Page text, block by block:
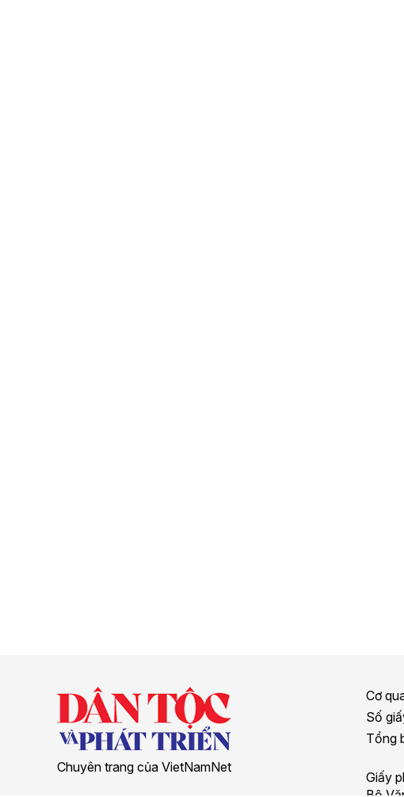
Chuyên trang của VietNamNet
Cơ
Số
Tổng
Giấy